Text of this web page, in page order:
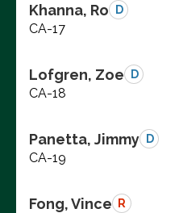
Khanna, Ro D
CA-17
Lofgren, Zoe D
CA-18
Panetta, Jimmy D
CA-19
Fong, Vince R